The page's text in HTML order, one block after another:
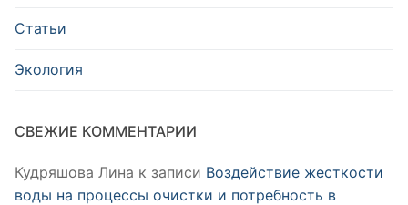
Статьи
Экология
СВЕЖИЕ КОММЕНТАРИИ
Кудряшова Лина к записи Воздействие жесткости
воды на процессы очистки и потребность в